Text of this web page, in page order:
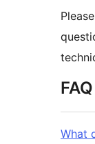
FAQ
What